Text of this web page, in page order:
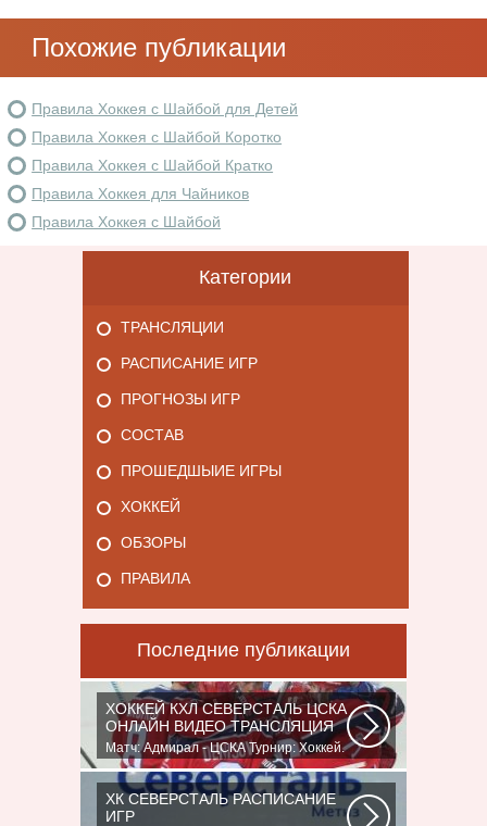
Похожие публикации
Правила Хоккея с Шайбой для Детей
Правила Хоккея с Шайбой Коротко
Правила Хоккея с Шайбой Кратко
Правила Хоккея для Чайников
Правила Хоккея с Шайбой
Категории
ТРАНСЛЯЦИИ
РАСПИСАНИЕ ИГР
ПРОГНОЗЫ ИГР
СОСТАВ
ПРОШЕДШЫИЕ ИГРЫ
ХОККЕЙ
ОБЗОРЫ
ПРАВИЛА
Последние публикации
ХОККЕЙ КХЛ СЕВЕРСТАЛЬ ЦСКА
ОНЛАЙН ВИДЕО ТРАНСЛЯЦИЯ
Матч: Адмирал - ЦСКА Турнир: Хоккей.
Чемпионат КХЛНачало матча: 10:00
МСК...
ХК СЕВЕРСТАЛЬ РАСПИСАНИЕ
ИГР